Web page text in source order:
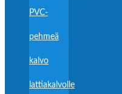
PVC-
pehmeä
kalvo
lattiakalvolle